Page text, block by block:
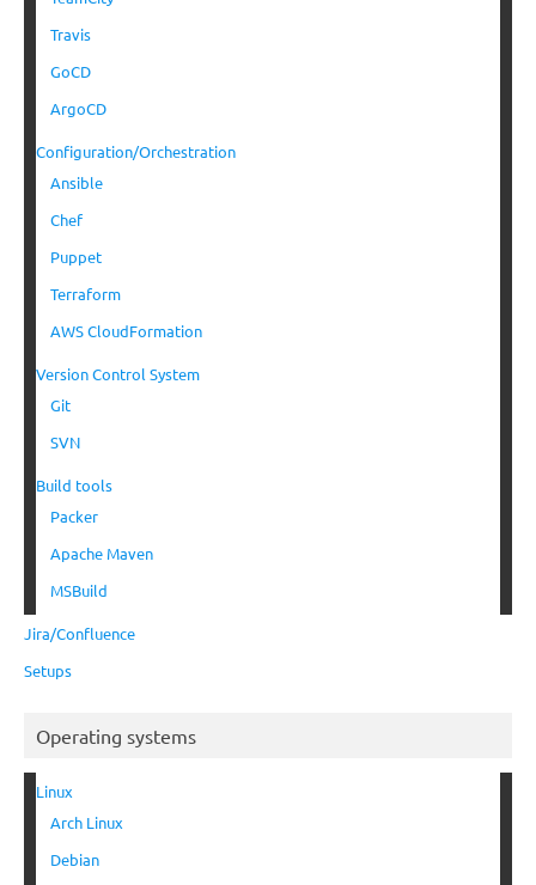
Travis
GoCD
ArgoCD
Configuration/Orchestration
Ansible
Chef
Puppet
Terraform
AWS CloudFormation
Version Control System
Git
SVN
Build tools
Packer
Apache Maven
MSBuild
Jira/Confluence
Setups
Operating systems
Linux
Arch Linux
Debian